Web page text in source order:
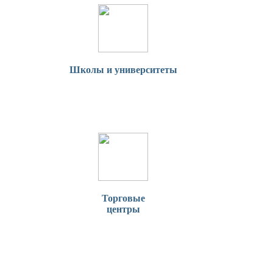
Школы и университеты
Торговые
центры